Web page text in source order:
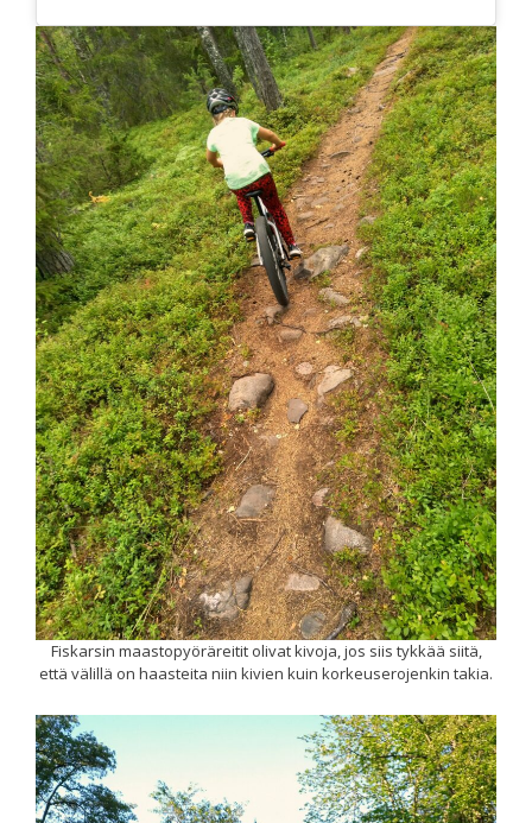
Fiskarsin maastopyöräreitit olivat kivoja, jos siis tykkää siitä,
että välillä on haasteita niin kivien kuin korkeuserojenkin takia.